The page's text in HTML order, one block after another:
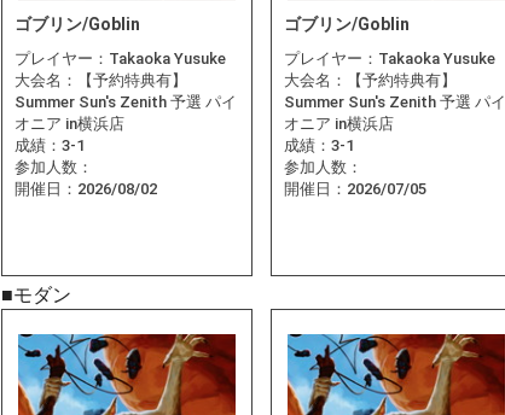
ゴブリン/Goblin
プレイヤー： Takaoka Yusuke
大会名：
【予約特典有】
Summer Sun's Zenith 予選 パイ
オニア in横浜店
成績： 3-1
参加人数：
開催日： 2026/08/02
ゴブリン/Goblin
プレイヤー： Takaoka Yusuke
大会名：
【予約特典有】
Summer Sun's Zenith 予選 パイ
オニア in横浜店
成績： 3-1
参加人数：
開催日： 2026/07/05
■モダン